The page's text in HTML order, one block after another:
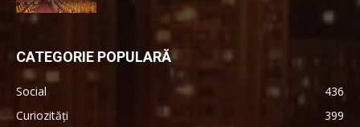
CATEGORIE POPULARĂ
Social
436
Curiozități
399